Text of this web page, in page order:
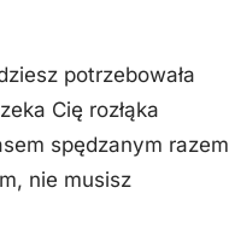
potrzebowała
Cię rozłąka
spędzanym razem
nie musisz